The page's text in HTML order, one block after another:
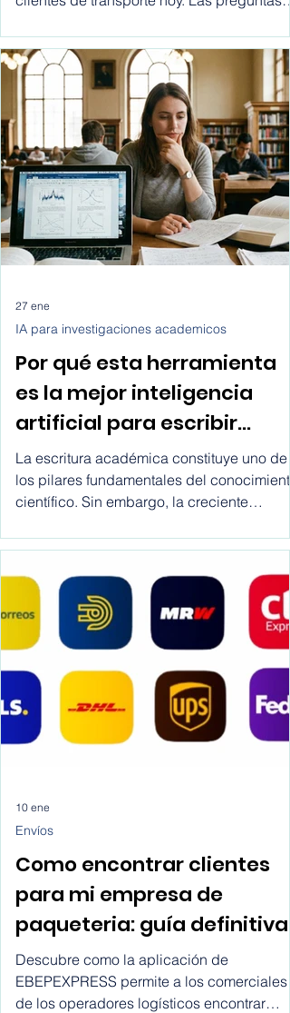
logísticos pueden encontrar envíos y
clientes de transporte hoy. Las preguntas
más comunes que hacen los comerciales
son: ¿dónde encontrar clientes para
empresas de transporte? ¿cómo recibir
solicitudes de envío? ¿cómo dejar de
depender de intermediarios? Este artículo
responde a esas preguntas desde una
perspectiva práctica y al final te daremos
los pasos exactos de cómo conseguir
clientes transporte para tu empresa de
servicios lo
Por qué esta herramienta
es la mejor inteligencia
artificial para escribir
artículos científicos?
La escritura académica constituye uno de
los pilares fundamentales del conocimiento
científico. Sin embargo, la creciente
complejidad metodológica, los estándares
editoriales y la presión por publicar han
generado un entorno donde muchos
estudiantes e investigadores recurren a
soluciones de IA para escribir artículos
científicos sin una reflexión crítica sobre
implicaciones.
IA para investigaciones academicos
27 ene
Como encontrar clientes
para mi empresa de
paqueteria: guía definitiva
para los comerciales de
Descubre como la aplicación de
Envíos
10 ene